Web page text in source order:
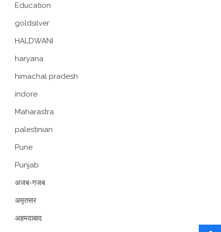
Education
goldsilver
HALDWANI
haryana
himachal pradesh
indore
Maharastra
palestinian
Pune
Punjab
अजब-गजब
अमृतसर
अहमदाबाद